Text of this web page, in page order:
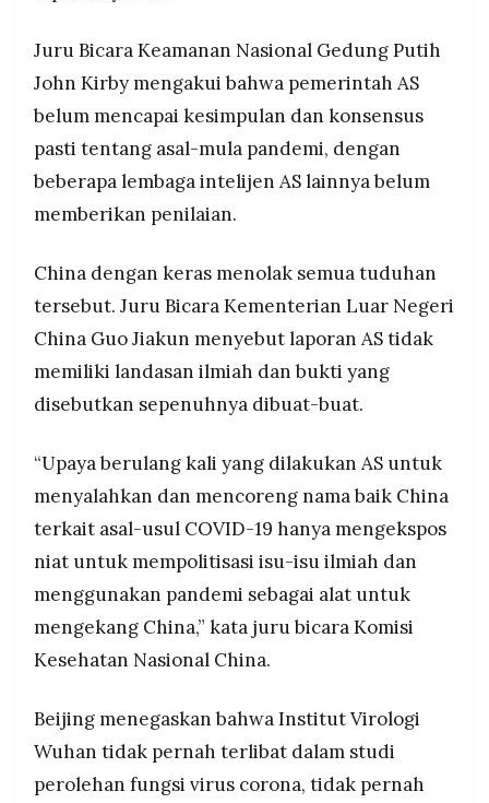
Juru Bicara Keamanan Nasional Gedung Putih
John Kirby mengakui bahwa pemerintah AS
belum mencapai kesimpulan dan konsensus
pasti tentang asal-mula pandemi, dengan
beberapa lembaga intelijen AS lainnya belum
memberikan penilaian.
China dengan keras menolak semua tuduhan
tersebut. Juru Bicara Kementerian Luar Negeri
China Guo Jiakun menyebut laporan AS tidak
memiliki landasan ilmiah dan bukti yang
disebutkan sepenuhnya dibuat-buat.
“Upaya berulang kali yang dilakukan AS untuk
menyalahkan dan mencoreng nama baik China
terkait asal-usul COVID-19 hanya mengekspos
niat untuk mempolitisasi isu-isu ilmiah dan
menggunakan pandemi sebagai alat untuk
mengekang China,” kata juru bicara Komisi
Kesehatan Nasional China.
Beijing menegaskan bahwa Institut Virologi
Wuhan tidak pernah terlibat dalam studi
perolehan fungsi virus corona, tidak pernah